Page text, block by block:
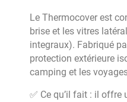
Le Thermocover est
brise et les vitres
integraux). Fabriqué
protection extérieure
camping et les
✅ Ce qu’il fait : il